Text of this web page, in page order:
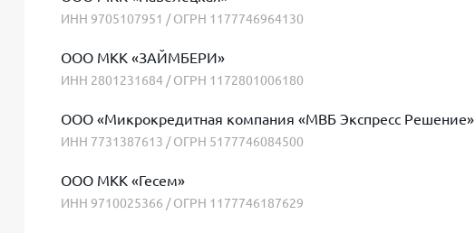
ИНН 9705107951 / ОГРН 1177746964130
ООО МКК «ЗАЙМБЕРИ»
ИНН 2801231684 / ОГРН 1172801006180
ООО «Микрокредитная компания «МВБ Экспресс Решение»
ИНН 7731387613 / ОГРН 5177746084500
ООО МКК «Гесем»
ИНН 9710025366 / ОГРН 1177746187629